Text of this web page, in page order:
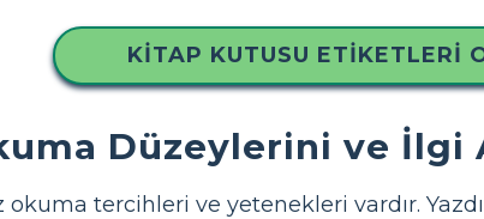
KITAP KUTUSU ETIKETLERI
Düzeylerini ve İlgi
tercihleri ​​ve yetenekleri vardır.